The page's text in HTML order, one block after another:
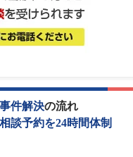
事件解決の流れ
談予約を24時間体制